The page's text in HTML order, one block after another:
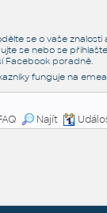
se o vaše
se nebo se
Facebook poradně.
funguje na
Najít